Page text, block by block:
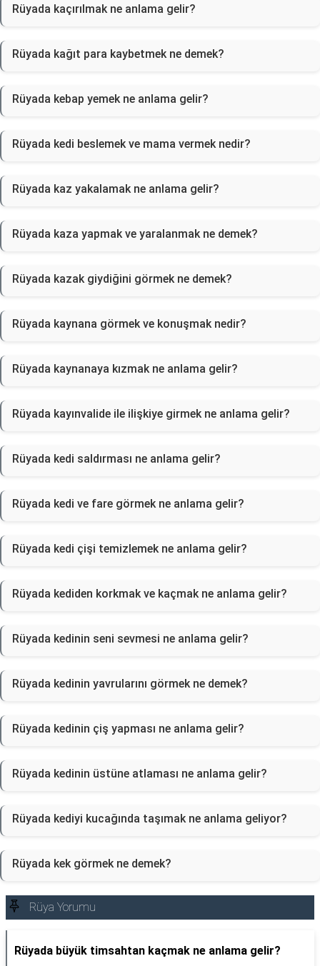
Rüyada kaçırılmak ne anlama gelir?
Rüyada kağıt para kaybetmek ne demek?
Rüyada kebap yemek ne anlama gelir?
Rüyada kedi beslemek ve mama vermek nedir?
Rüyada kaz yakalamak ne anlama gelir?
Rüyada kaza yapmak ve yaralanmak ne demek?
Rüyada kazak giydiğini görmek ne demek?
Rüyada kaynana görmek ve konuşmak nedir?
Rüyada kaynanaya kızmak ne anlama gelir?
Rüyada kayınvalide ile ilişkiye girmek ne anlama gelir?
Rüyada kedi saldırması ne anlama gelir?
Rüyada kedi ve fare görmek ne anlama gelir?
Rüyada kedi çişi temizlemek ne anlama gelir?
Rüyada kediden korkmak ve kaçmak ne anlama gelir?
Rüyada kedinin seni sevmesi ne anlama gelir?
Rüyada kedinin yavrularını görmek ne demek?
Rüyada kedinin çiş yapması ne anlama gelir?
Rüyada kedinin üstüne atlaması ne anlama gelir?
Rüyada kediyi kucağında taşımak ne anlama geliyor?
Rüyada kek görmek ne demek?
Rüya Yorumu
Rüyada büyük timsahtan kaçmak ne anlama gelir?